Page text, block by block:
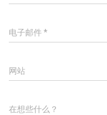
电子邮件 *
网站
在想些什么？